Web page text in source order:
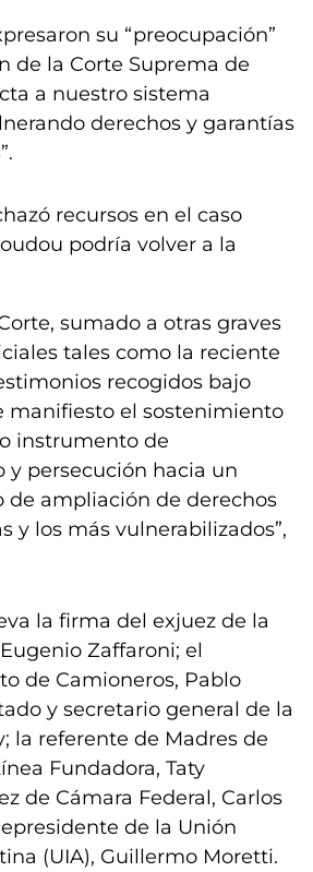
su “preocupación”
de la Corte Suprema de
a nuestro sistema
derechos y garantías
recursos en el caso
podría volver a la
sumado a otras graves
tales como la reciente
recogidos bajo
manifiesto el sostenimiento
instrumento de
persecución hacia un
de ampliación de derechos
y los más vulnerabilizados”,
la firma del exjuez de la
Zaffaroni; el
de Camioneros, Pablo
y secretario general de la
la referente de Madres de
Fundadora, Taty
de Cámara Federal, Carlos
de la Unión
(UIA), Guillermo Moretti.